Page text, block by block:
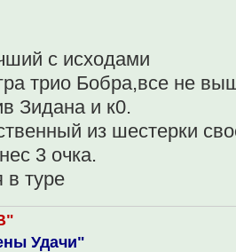
с исходами
трио Бобра,все не
Зидана и к0.
из шестерки
3 очка.
в туре
Удачи"